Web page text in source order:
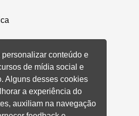
E ACORDOS
conteúdo e
de mídia social e
Alguns desses cookies
a experiência do
auxiliam na navegação